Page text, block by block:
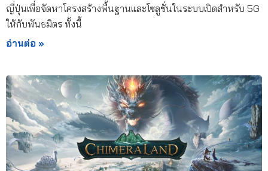
ญี่ปุ่นเพื่อจัดหาโครงสร้างพื้นฐานและโซลูชั่นในระบบเปิดสำหรับ 5G
ให้กับพันธมิตร ทั้งนี้
อ่านต่อ »